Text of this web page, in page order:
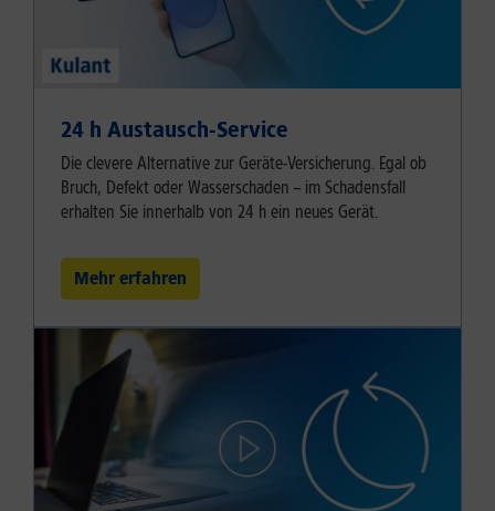
24 h Austausch-Service
Die clevere Alternative zur Geräte-Versicherung. Egal ob
Bruch, Defekt oder Wasserschaden – im Schadensfall
erhalten Sie innerhalb von 24 h ein neues Gerät.
Mehr erfahren